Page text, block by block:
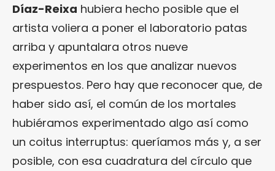
Díaz-Reixa hubiera hecho posible que el
artista voliera a poner el laboratorio patas
arriba y apuntalara otros nueve
experimentos en los que analizar nuevos
prespuestos. Pero hay que reconocer que, de
haber sido así, el común de los mortales
hubiéramos experimentado algo así como
un coitus interruptus: queríamos más y, a ser
posible, con esa cuadratura del círculo que